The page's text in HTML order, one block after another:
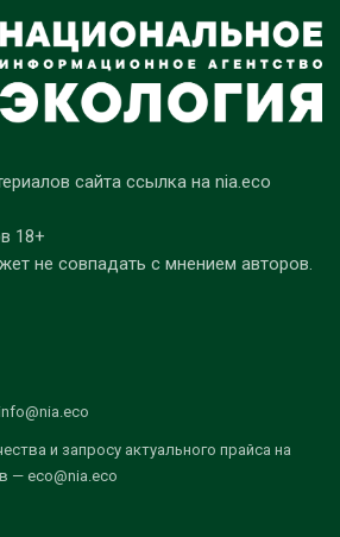
сайта ссылка на nia.eco
18+
не совпадать с мнением авторов.
и запросу актуального прайса на
— eco@nia.eco